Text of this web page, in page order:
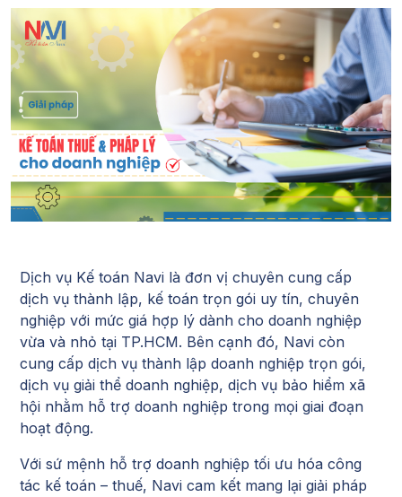
Dịch vụ Kế toán Navi là đơn vị chuyên cung cấp
dịch vụ thành lập, kế toán trọn gói uy tín, chuyên
nghiệp với mức giá hợp lý dành cho doanh nghiệp
vừa và nhỏ tại TP.HCM. Bên cạnh đó, Navi còn
cung cấp dịch vụ thành lập doanh nghiệp trọn gói,
dịch vụ giải thể doanh nghiệp, dịch vụ bảo hiểm xã
hội nhằm hỗ trợ doanh nghiệp trong mọi giai đoạn
hoạt động.
Với sứ mệnh hỗ trợ doanh nghiệp tối ưu hóa công
tác kế toán – thuế, Navi cam kết mang lại giải pháp